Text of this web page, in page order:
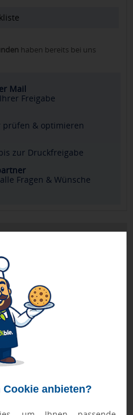
anbieten?
haben bereits bei uns
Mail
Freigabe
prüfen & optimieren
zur Druckfreigabe
Fragen & Wünsche
ein schlankes und
Festigkeit.
Harz, garantiert es
Gebrauch. Seine
Isobutanbrennstoffs macht
Wahl. Ideal für
eignet er sich
Veranstaltungen.
diese Feuerzeuge nicht